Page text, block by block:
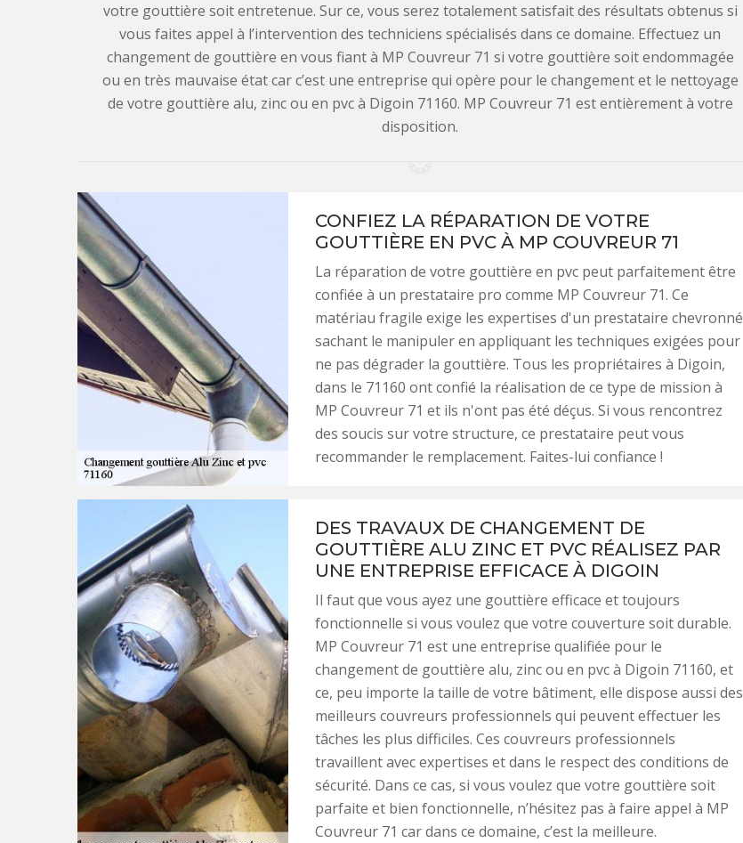
votre gouttière soit entretenue. Sur ce, vous serez totalement satisfait des résultats obtenus si
vous faites appel à l’intervention des techniciens spécialisés dans ce domaine. Effectuez un
changement de gouttière en vous fiant à MP Couvreur 71 si votre gouttière soit endommagée
ou en très mauvaise état car c’est une entreprise qui opère pour le changement et le nettoyage
de votre gouttière alu, zinc ou en pvc à Digoin 71160. MP Couvreur 71 est entièrement à votre
disposition.
CONFIEZ LA RÉPARATION DE VOTRE
GOUTTIÈRE EN PVC À MP COUVREUR 71
La réparation de votre gouttière en pvc peut parfaitement être
confiée à un prestataire pro comme MP Couvreur 71. Ce
matériau fragile exige les expertises d'un prestataire chevronné
sachant le manipuler en appliquant les techniques exigées pour
ne pas dégrader la gouttière. Tous les propriétaires à Digoin,
dans le 71160 ont confié la réalisation de ce type de mission à
MP Couvreur 71 et ils n'ont pas été déçus. Si vous rencontrez
des soucis sur votre structure, ce prestataire peut vous
recommander le remplacement. Faites-lui confiance !
DES TRAVAUX DE CHANGEMENT DE
GOUTTIÈRE ALU ZINC ET PVC RÉALISEZ PAR
UNE ENTREPRISE EFFICACE À DIGOIN
Il faut que vous ayez une gouttière efficace et toujours
fonctionnelle si vous voulez que votre couverture soit durable.
MP Couvreur 71 est une entreprise qualifiée pour le
changement de gouttière alu, zinc ou en pvc à Digoin 71160, et
ce, peu importe la taille de votre bâtiment, elle dispose aussi des
meilleurs couvreurs professionnels qui peuvent effectuer les
tâches les plus difficiles. Ces couvreurs professionnels
travaillent avec expertises et dans le respect des conditions de
sécurité. Dans ce cas, si vous voulez que votre gouttière soit
parfaite et bien fonctionnelle, n’hésitez pas à faire appel à MP
Couvreur 71 car dans ce domaine, c’est la meilleure.